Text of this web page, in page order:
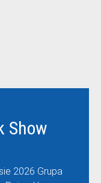
Show
2026 Grupa